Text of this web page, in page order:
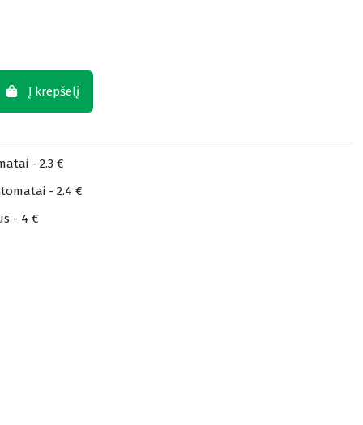
Į krepšelį
- 2.3 €
- 2.4 €
- 4 €